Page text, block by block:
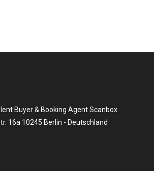
Buyer & Booking Agent Scanbox
16a 10245 Berlin - Deutschland